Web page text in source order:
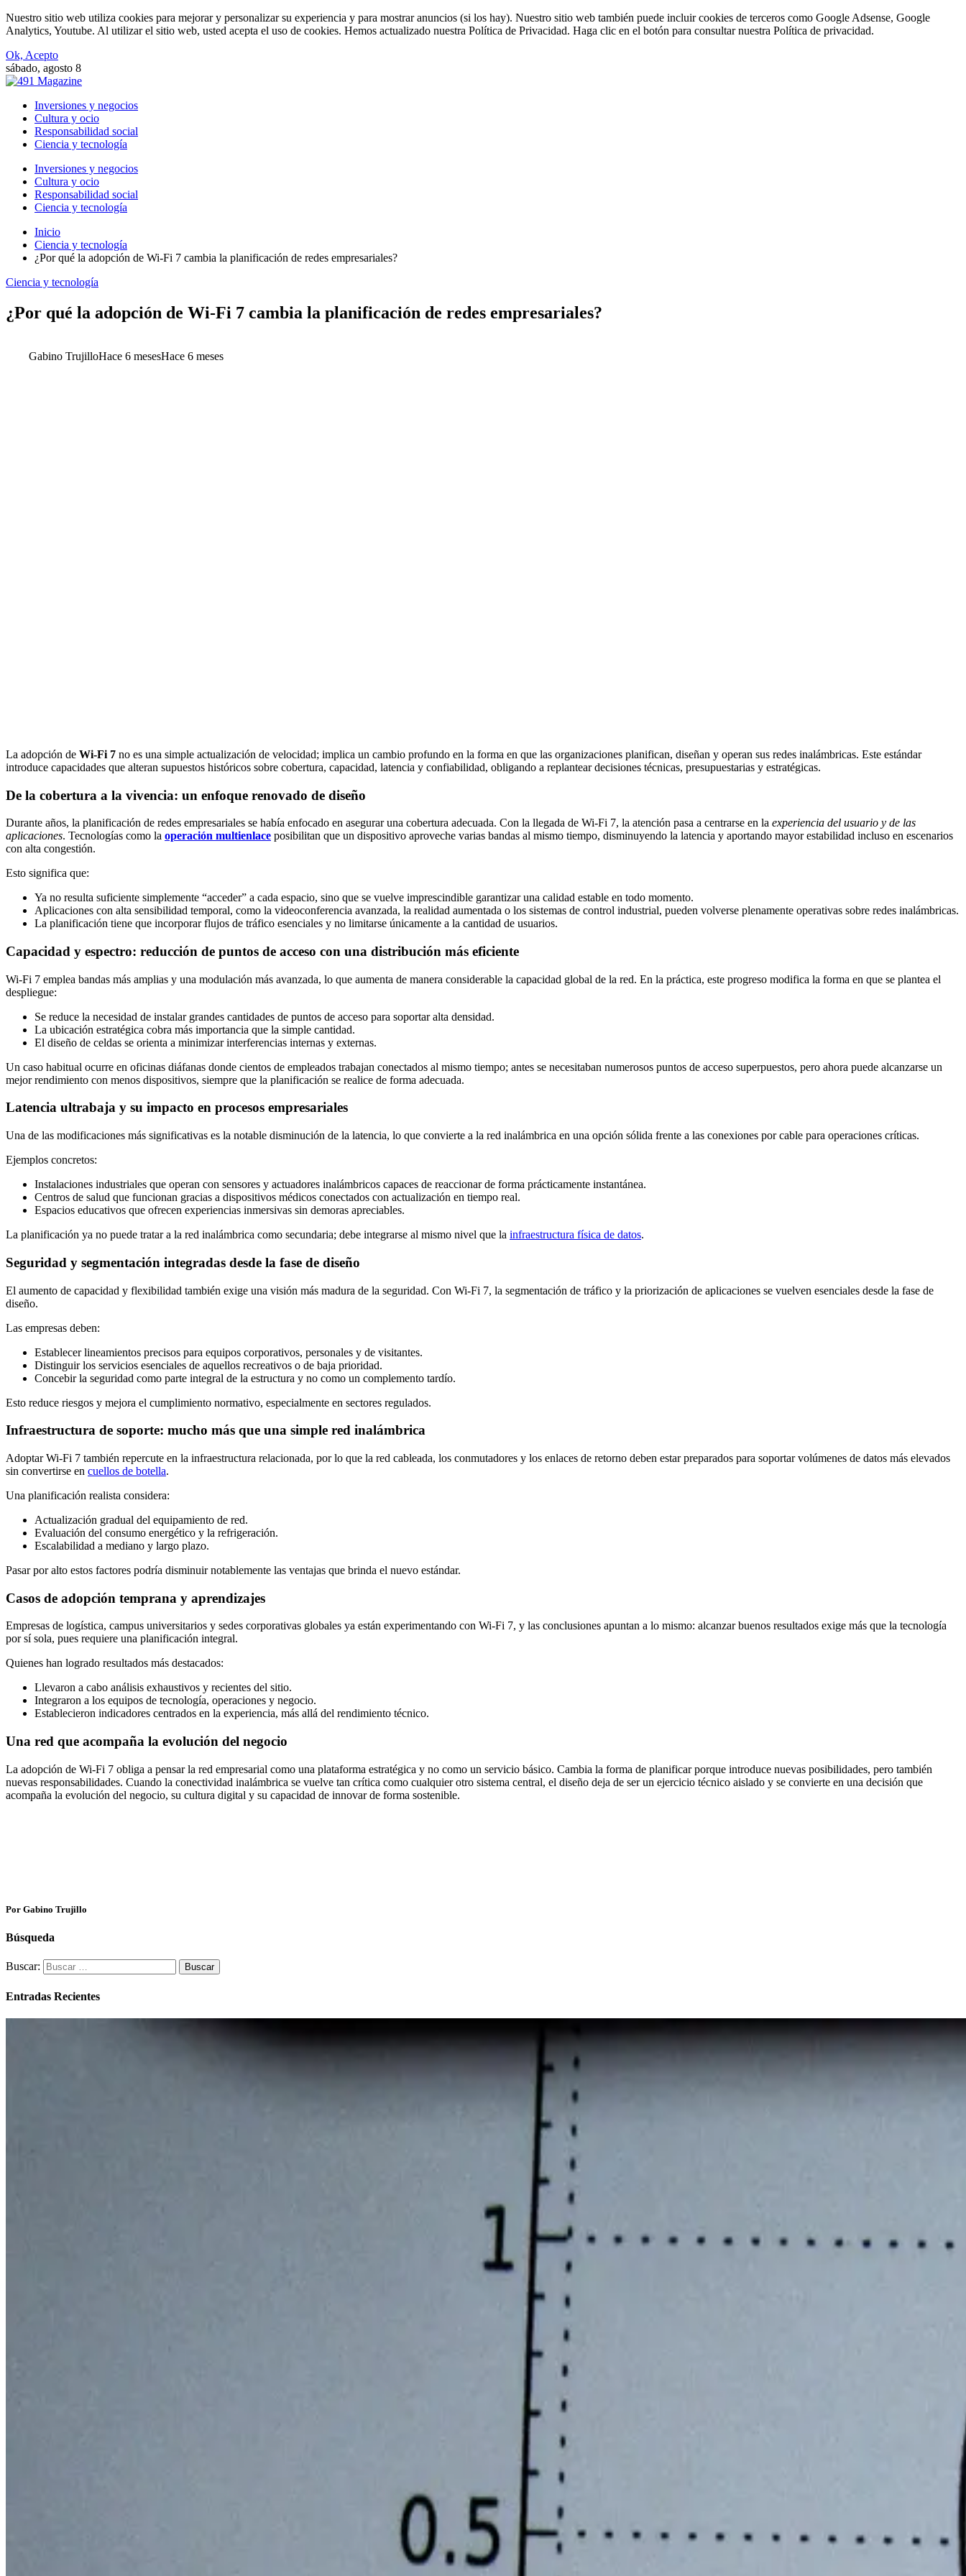
Nuestro sitio web utiliza cookies para mejorar y personalizar su experiencia y para mostrar anuncios (si los hay). Nuestro sitio web también puede incluir cookies de terceros como Google Adsense, Google
Analytics, Youtube. Al utilizar el sitio web, usted acepta el uso de cookies. Hemos actualizado nuestra Política de Privacidad. Haga clic en el botón para consultar nuestra Política de privacidad.
Ok, Acepto
sábado, agosto 8
Inversiones y negocios
Cultura y ocio
Responsabilidad social
Ciencia y tecnología
Inversiones y negocios
Cultura y ocio
Responsabilidad social
Ciencia y tecnología
Inicio
Ciencia y tecnología
¿Por qué la adopción de Wi-Fi 7 cambia la planificación de redes empresariales?
Ciencia y tecnología
¿Por qué la adopción de Wi-Fi 7 cambia la planificación de redes empresariales?
Gabino TrujilloHace 6 mesesHace 6 meses
La adopción de Wi‑Fi 7 no es una simple actualización de velocidad; implica un cambio profundo en la forma en que las organizaciones planifican, diseñan y operan sus redes inalámbricas. Este estándar
introduce capacidades que alteran supuestos históricos sobre cobertura, capacidad, latencia y confiabilidad, obligando a replantear decisiones técnicas, presupuestarias y estratégicas.
De la cobertura a la vivencia: un enfoque renovado de diseño
Durante años, la planificación de redes empresariales se había enfocado en asegurar una cobertura adecuada. Con la llegada de Wi‑Fi 7, la atención pasa a centrarse en la experiencia del usuario y de las
aplicaciones. Tecnologías como la operación multienlace posibilitan que un dispositivo aproveche varias bandas al mismo tiempo, disminuyendo la latencia y aportando mayor estabilidad incluso en escenarios
con alta congestión.
Esto significa que:
Ya no resulta suficiente simplemente “acceder” a cada espacio, sino que se vuelve imprescindible garantizar una calidad estable en todo momento.
Aplicaciones con alta sensibilidad temporal, como la videoconferencia avanzada, la realidad aumentada o los sistemas de control industrial, pueden volverse plenamente operativas sobre redes inalámbricas.
La planificación tiene que incorporar flujos de tráfico esenciales y no limitarse únicamente a la cantidad de usuarios.
Capacidad y espectro: reducción de puntos de acceso con una distribución más eficiente
Wi‑Fi 7 emplea bandas más amplias y una modulación más avanzada, lo que aumenta de manera considerable la capacidad global de la red. En la práctica, este progreso modifica la forma en que se plantea el
despliegue:
Se reduce la necesidad de instalar grandes cantidades de puntos de acceso para soportar alta densidad.
La ubicación estratégica cobra más importancia que la simple cantidad.
El diseño de celdas se orienta a minimizar interferencias internas y externas.
Un caso habitual ocurre en oficinas diáfanas donde cientos de empleados trabajan conectados al mismo tiempo; antes se necesitaban numerosos puntos de acceso superpuestos, pero ahora puede alcanzarse un
mejor rendimiento con menos dispositivos, siempre que la planificación se realice de forma adecuada.
Latencia ultrabaja y su impacto en procesos empresariales
Una de las modificaciones más significativas es la notable disminución de la latencia, lo que convierte a la red inalámbrica en una opción sólida frente a las conexiones por cable para operaciones críticas.
Ejemplos concretos:
Instalaciones industriales que operan con sensores y actuadores inalámbricos capaces de reaccionar de forma prácticamente instantánea.
Centros de salud que funcionan gracias a dispositivos médicos conectados con actualización en tiempo real.
Espacios educativos que ofrecen experiencias inmersivas sin demoras apreciables.
La planificación ya no puede tratar a la red inalámbrica como secundaria; debe integrarse al mismo nivel que la infraestructura física de datos.
Seguridad y segmentación integradas desde la fase de diseño
El aumento de capacidad y flexibilidad también exige una visión más madura de la seguridad. Con Wi‑Fi 7, la segmentación de tráfico y la priorización de aplicaciones se vuelven esenciales desde la fase de
diseño.
Las empresas deben:
Establecer lineamientos precisos para equipos corporativos, personales y de visitantes.
Distinguir los servicios esenciales de aquellos recreativos o de baja prioridad.
Concebir la seguridad como parte integral de la estructura y no como un complemento tardío.
Esto reduce riesgos y mejora el cumplimiento normativo, especialmente en sectores regulados.
Infraestructura de soporte: mucho más que una simple red inalámbrica
Adoptar Wi‑Fi 7 también repercute en la infraestructura relacionada, por lo que la red cableada, los conmutadores y los enlaces de retorno deben estar preparados para soportar volúmenes de datos más elevados
sin convertirse en cuellos de botella.
Una planificación realista considera:
Actualización gradual del equipamiento de red.
Evaluación del consumo energético y la refrigeración.
Escalabilidad a mediano y largo plazo.
Pasar por alto estos factores podría disminuir notablemente las ventajas que brinda el nuevo estándar.
Casos de adopción temprana y aprendizajes
Empresas de logística, campus universitarios y sedes corporativas globales ya están experimentando con Wi‑Fi 7, y las conclusiones apuntan a lo mismo: alcanzar buenos resultados exige más que la tecnología
por sí sola, pues requiere una planificación integral.
Quienes han logrado resultados más destacados:
Llevaron a cabo análisis exhaustivos y recientes del sitio.
Integraron a los equipos de tecnología, operaciones y negocio.
Establecieron indicadores centrados en la experiencia, más allá del rendimiento técnico.
Una red que acompaña la evolución del negocio
La adopción de Wi‑Fi 7 obliga a pensar la red empresarial como una plataforma estratégica y no como un servicio básico. Cambia la forma de planificar porque introduce nuevas posibilidades, pero también
nuevas responsabilidades. Cuando la conectividad inalámbrica se vuelve tan crítica como cualquier otro sistema central, el diseño deja de ser un ejercicio técnico aislado y se convierte en una decisión que
acompaña la evolución del negocio, su cultura digital y su capacidad de innovar de forma sostenible.
Por Gabino Trujillo
Búsqueda
Buscar:
Entradas Recientes